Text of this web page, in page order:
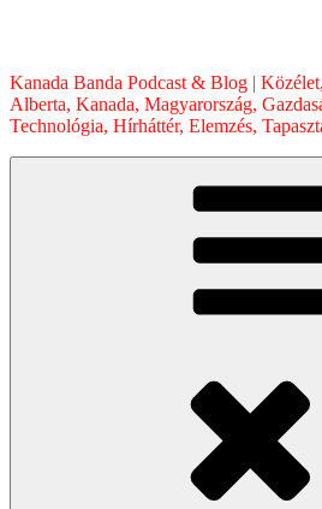
Kanada Banda Podcast & Blog |
Alberta, Kanada, Magyarország,
Technológia, Hírháttér, Elemzés,